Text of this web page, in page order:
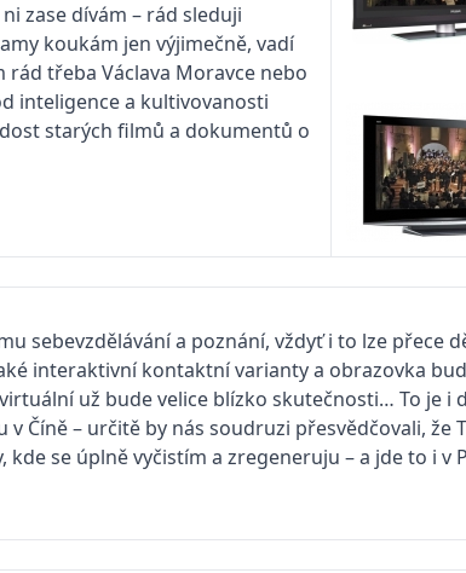
zase dívám – rád sleduji
koukám jen výjimečně, vadí
třeba Václava Moravce nebo
inteligence a kultivovanosti
starých filmů a dokumentů o
sebevzdělávání a poznání, vždyť i to lze přece
interaktivní kontaktní varianty a obrazovka
už bude velice blízko skutečnosti… To je i
Číně – určitě by nás soudruzi přesvědčovali, že
se úplně vyčistím a zregeneruju – a jde to i v